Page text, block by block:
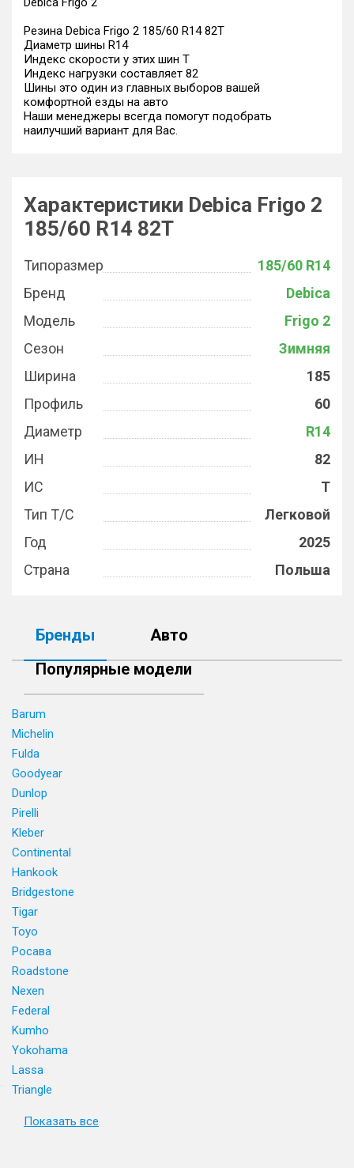
Резина Debica Frigo 2 185/60 R14 82T
Диаметр шины R14
Индекс скорости у этих шин T
Индекс нагрузки составляет 82
Шины это один из главных выборов вашей
комфортной езды на авто
Наши менеджеры всегда помогут подобрать
наилучший вариант для Вас.
Характеристики Debica Frigo 2
185/60 R14 82T
Типоразмер
185/60 R14
Бренд
Debica
Модель
Frigo 2
Сезон
Зимняя
Ширина
185
Профиль
60
Диаметр
R14
ИН
82
ИС
T
Тип Т/С
Легковой
Год
2025
Страна
Польша
Бренды
Авто
Популярные модели
Barum
Michelin
Fulda
Goodyear
Dunlop
Pirelli
Kleber
Continental
Hankook
Bridgestone
Tigar
Toyo
Росава
Roadstone
Nexen
Federal
Kumho
Yokohama
Lassa
Triangle
Показать все